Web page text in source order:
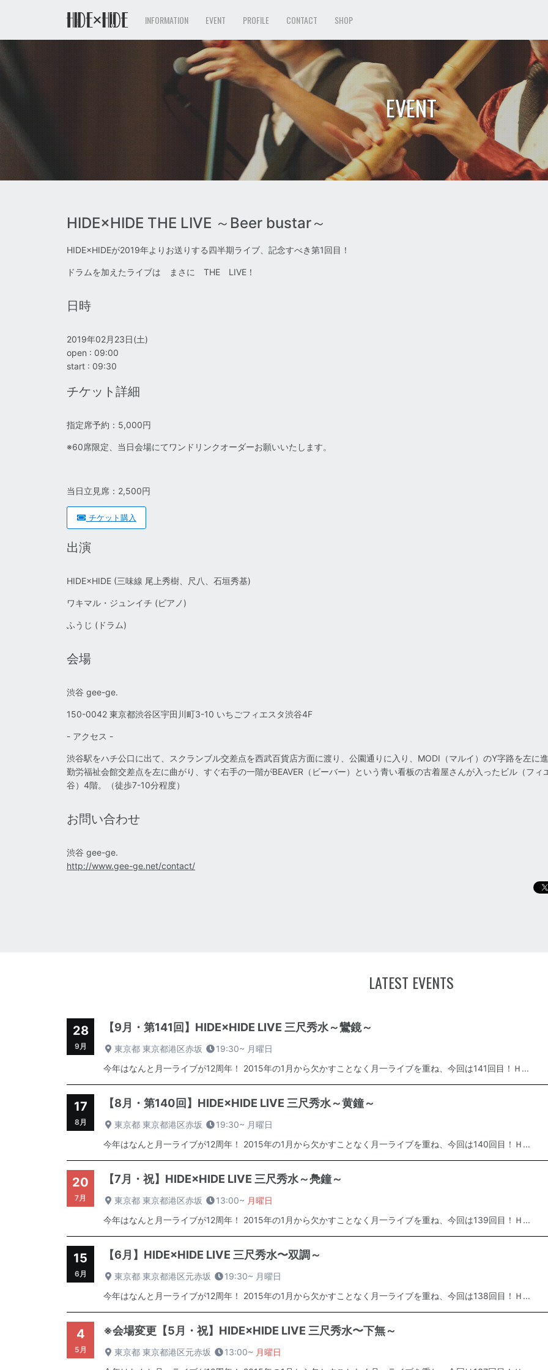
INFORMATION EVENT PROFILE CONTACT SHOP
EVENT
HIDE×HIDE THE LIVE ～Beer bustar～
HIDE×HIDEが2019年よりお送りする四半期ライブ、記念すべき第1回目！
ドラムを加えたライブは まさに THE LIVE！
日時
2019年02月23日(土)
open : 09:00
start : 09:30
チケット詳細
指定席予約：5,000円
※60席限定、当日会場にてワンドリンクオーダーお願いいたします。
当日立見席：2,500円
チケット購入
出演
HIDE×HIDE (三味線 尾上秀樹、尺八、石垣秀基)
ワキマル・ジュンイチ (ピアノ)
ふうじ (ドラム)
会場
渋谷 gee-ge.
150-0042 東京都渋谷区宇田川町3-10 いちごフィエスタ渋谷4F
- アクセス -
渋谷駅をハチ公口に出て、スクランブル交差点を西武百貨店方面に渡り、公園通りに入り、MODI（マルイ）のY字路を左に進
勤労福祉会館交差点を左に曲がり、すぐ右手の一階がBEAVER（ビーバー）という青い看板の古着屋さんが入ったビル（フィ
谷）4階。（徒歩7-10分程度）
お問い合わせ
渋谷 gee-ge.
http://www.gee-ge.net/contact/
LATEST EVENTS
28
9月
【9月・第141回】HIDE×HIDE LIVE 三尺秀水～鸞鏡～
東京都 東京都港区赤坂 19:30~ 月曜日
今年はなんと月一ライブが12周年！ 2015年の1月から欠かすことなく月一ライブを重ね、今回は141回目！Ｈ...
17
8月
【8月・第140回】HIDE×HIDE LIVE 三尺秀水～黄鐘～
東京都 東京都港区赤坂 19:30~ 月曜日
今年はなんと月一ライブが12周年！ 2015年の1月から欠かすことなく月一ライブを重ね、今回は140回目！Ｈ...
20
7月
【7月・祝】HIDE×HIDE LIVE 三尺秀水～鳧鐘～
東京都 東京都港区赤坂 13:00~ 月曜日
今年はなんと月一ライブが12周年！ 2015年の1月から欠かすことなく月一ライブを重ね、今回は139回目！Ｈ...
15
6月
【6月】HIDE×HIDE LIVE 三尺秀水〜双調～
東京都 東京都港区元赤坂 19:30~ 月曜日
今年はなんと月一ライブが12周年！ 2015年の1月から欠かすことなく月一ライブを重ね、今回は138回目！Ｈ...
4
5月
※会場変更【5月・祝】HIDE×HIDE LIVE 三尺秀水〜下無～
東京都 東京都港区元赤坂 13:00~ 月曜日